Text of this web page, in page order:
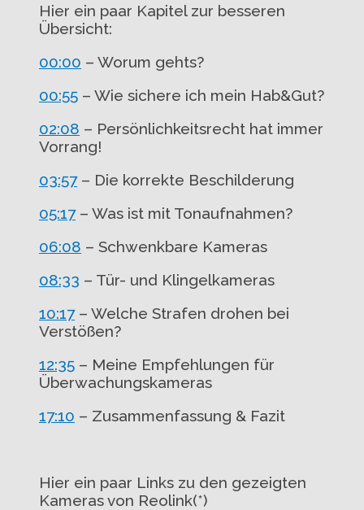
Hier ein paar Kapitel zur besseren
Übersicht:
00:00 – Worum gehts?
00:55 – Wie sichere ich mein Hab&Gut?
02:08 – Persönlichkeitsrecht hat immer
Vorrang!
03:57– Die korrekte Beschilderung
05:17– Was ist mit Tonaufnahmen?
06:08 – Schwenkbare Kameras
08:33 – Tür- und Klingelkameras
10:17– Welche Strafen drohen bei
Verstößen?
12:35 – Meine Empfehlungen für
Überwachungskameras
17:10 – Zusammenfassung & Fazit
Hier ein paar Links zu den gezeigten
Kameras von Reolink(*)